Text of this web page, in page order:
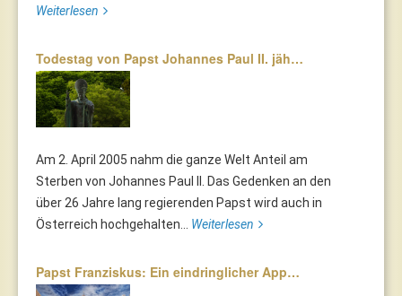
Weiterlesen
Todestag von Papst Johannes Paul II. jäh…
Am 2. April 2005 nahm die ganze Welt Anteil am
Sterben von Johannes Paul II. Das Gedenken an den
über 26 Jahre lang regierenden Papst wird auch in
Österreich hochgehalten... Weiterlesen
Papst Franziskus: Ein eindringlicher App…